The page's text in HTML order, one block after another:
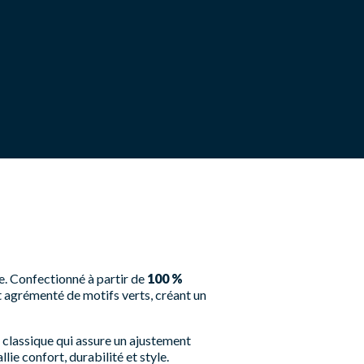
Confectionné à partir de 100 %
de motifs verts, créant un
qui assure un ajustement
confort, durabilité et style.